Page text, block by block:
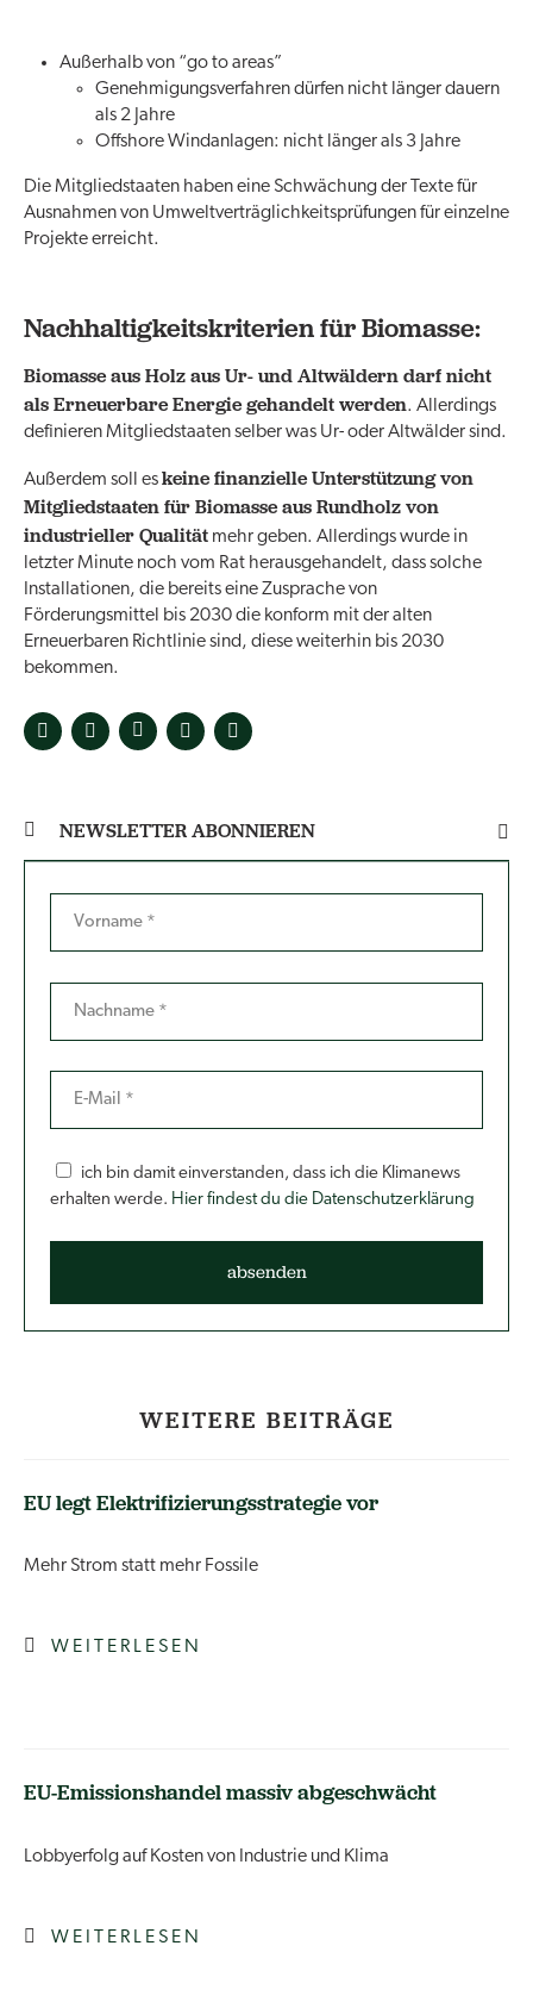
Außerhalb von “go to areas”
Genehmigungsverfahren dürfen nicht länger dauern
als 2 Jahre
Offshore Windanlagen: nicht länger als 3 Jahre
Die Mitgliedstaaten haben eine Schwächung der Texte für
Ausnahmen von Umweltverträglichkeitsprüfungen für einzelne
Projekte erreicht.
Nachhaltigkeitskriterien für Biomasse:
Biomasse aus Holz aus Ur- und Altwäldern darf nicht
als Erneuerbare Energie gehandelt werden. Allerdings
definieren Mitgliedstaaten selber was Ur- oder Altwälder sind.
Außerdem soll eskeine finanzielle Unterstützung von
Mitgliedstaaten für Biomasse aus Rundholz von
industrieller Qualität mehr geben. Allerdings wurde in
letzter Minute noch vom Rat herausgehandelt, dass solche
Installationen, die bereits eine Zusprache von
Förderungsmittel bis 2030 die konform mit der alten
Erneuerbaren Richtlinie sind, diese weiterhin bis 2030
bekommen.
NEWSLETTER ABONNIEREN
ich bin damit einverstanden, dass ich die Klimanews
erhalten werde. Hier findest du die Datenschutzerklärung
WEITERE BEITRÄGE
EU legt Elektrifizierungsstrategie vor
Mehr Strom statt mehr Fossile
WEITERLESEN
EU-Emissionshandel massiv abgeschwächt
Lobbyerfolg auf Kosten von Industrie und Klima
WEITERLESEN